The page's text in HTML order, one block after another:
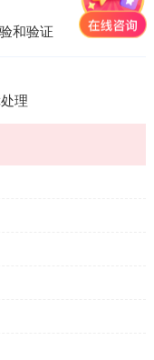
和验证
理